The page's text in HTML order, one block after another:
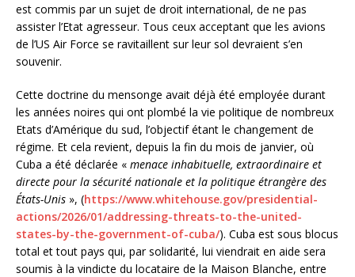
est commis par un sujet de droit international, de ne pas
assister l’Etat agresseur. Tous ceux acceptant que les avions
de l’US Air Force se ravitaillent sur leur sol devraient s’en
souvenir.
Cette doctrine du mensonge avait déjà été employée durant
les années noires qui ont plombé la vie politique de nombreux
Etats d’Amérique du sud, l’objectif étant le changement de
régime. Et cela revient, depuis la fin du mois de janvier, où
Cuba a été déclarée « menace inhabituelle, extraordinaire et
directe pour la sécurité nationale et la politique étrangère des
États-Unis », (https://www.whitehouse.gov/presidential-
actions/2026/01/addressing-threats-to-the-united-
states-by-the-government-of-cuba/). Cuba est sous blocus
total et tout pays qui, par solidarité, lui viendrait en aide sera
soumis à la vindicte du locataire de la Maison Blanche, entre